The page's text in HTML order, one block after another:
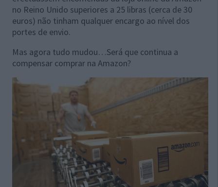
no Reino Unido superiores a 25 libras (cerca de 30
euros) não tinham qualquer encargo ao nível dos
portes de envio.
Mas agora tudo mudou…Será que continua a
compensar comprar na Amazon?